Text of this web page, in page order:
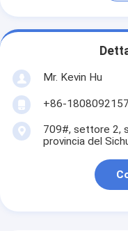
Mr. Kevin Hu
+86-
709#, settore 2,
provincia del